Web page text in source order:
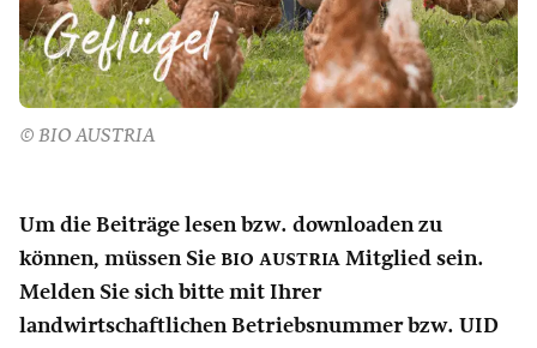
© BIO AUSTRIA
Um die Beiträge lesen bzw. downloaden zu
können, müssen Sie bio austria Mitglied sein.
Melden Sie sich bitte mit Ihrer
landwirtschaftlichen Betriebsnummer bzw. UID